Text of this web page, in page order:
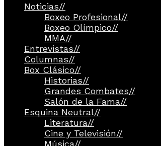
Noticias//
Boxeo Profesional//
Boxeo Olímpico//
MMA//
Entrevistas//
Columnas//
Box Clásico//
Historias//
Grandes Combates//
Salón de la Fama//
Esquina Neutral//
Literatura//
Cine y Televisión//
Música//